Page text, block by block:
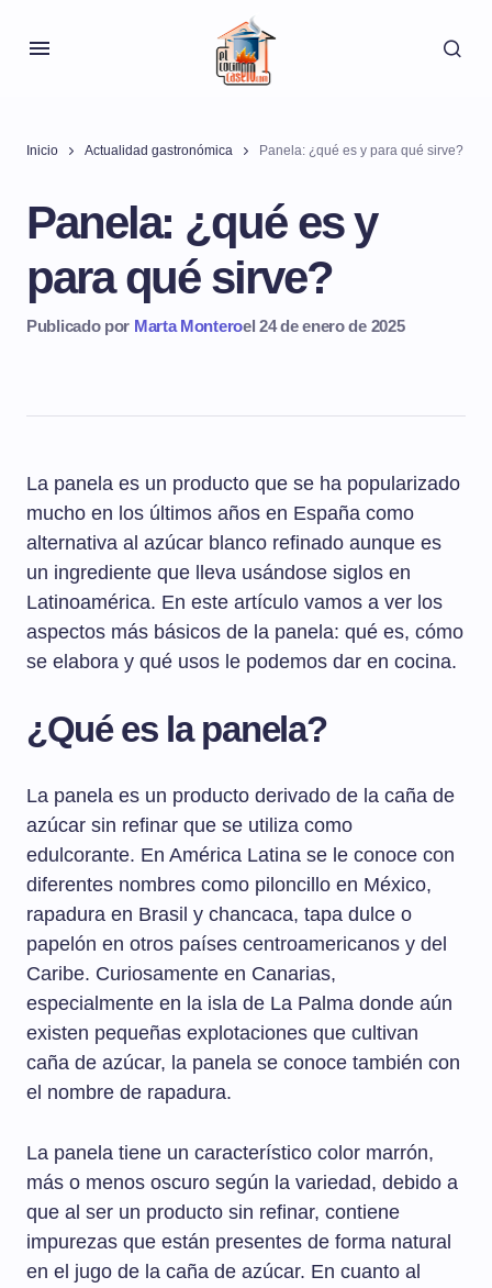
Inicio Actualidad gastronómica Panela: ¿qué es y para qué sirve?
Panela: ¿qué es y
para qué sirve?
Publicado por Marta Monteroel 24 de enero de 2025
La panela es un producto que se ha popularizado
mucho en los últimos años en España como
alternativa al azúcar blanco refinado aunque es
un ingrediente que lleva usándose siglos en
Latinoamérica. En este artículo vamos a ver los
aspectos más básicos de la panela: qué es, cómo
se elabora y qué usos le podemos dar en cocina.
¿Qué es la panela?
La panela es un producto derivado de la caña de
azúcar sin refinar que se utiliza como
edulcorante. En América Latina se le conoce con
diferentes nombres como piloncillo en México,
rapadura en Brasil y chancaca, tapa dulce o
papelón en otros países centroamericanos y del
Caribe. Curiosamente en Canarias,
especialmente en la isla de La Palma donde aún
existen pequeñas explotaciones que cultivan
caña de azúcar, la panela se conoce también con
el nombre de rapadura.
La panela tiene un característico color marrón,
más o menos oscuro según la variedad, debido a
que al ser un producto sin refinar, contiene
impurezas que están presentes de forma natural
en el jugo de la caña de azúcar. En cuanto al